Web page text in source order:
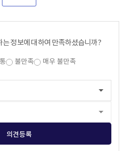
정보에 대하여 만족하셨습니까?
불만족 매우 불만족
의견등록